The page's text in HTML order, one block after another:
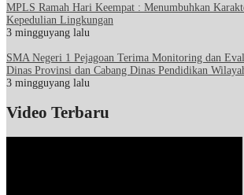
MPLS Ramah Hari Keempat : Menumbuhkan
Kepedulian Lingkungan
3 mingguyang lalu
SMA Negeri 1 Pejagoan Terima Monitoring dan
Dinas Provinsi dan Cabang Dinas Pendidikan
3 mingguyang lalu
Video Terbaru